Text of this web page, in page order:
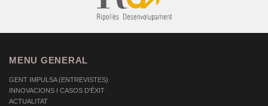
MENU GENERAL
GENT IMPULSA (ENTREVISTES)
INNOVACIONS I CASOS D'ÈXIT
ACTUALITAT